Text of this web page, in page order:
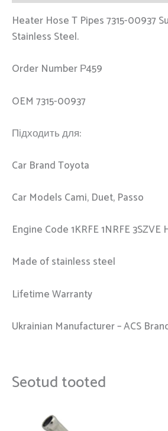
Heater Hose T Pipes 7315-00937
Stainless Steel.
Order Number Р459
OEM 7315-00937
Підходить для:
Car Brand Toyota
Car Models Cami, Duet, Passo
Engine Code 1KRFE 1NRFE 3SZVE
Made of stainless steel
Lifetime Warranty
Ukrainian Manufacturer – ACS
Seotud tooted